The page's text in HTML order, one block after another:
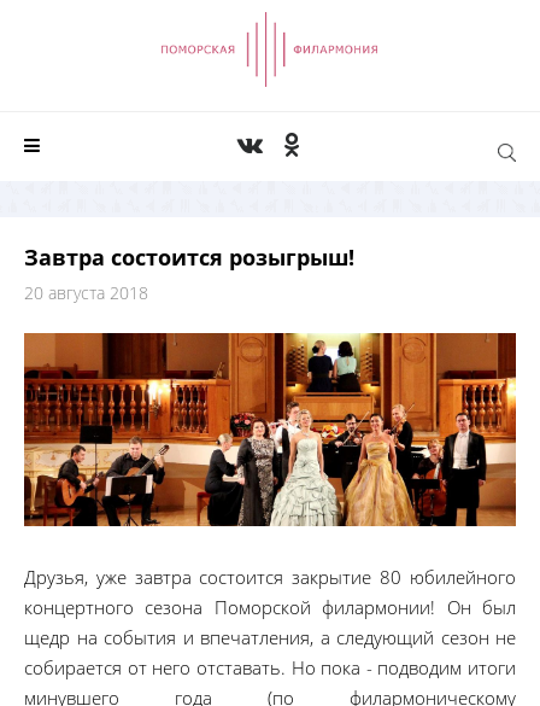
Завтра состоится розыгрыш!
20 августа 2018
Друзья, уже завтра состоится закрытие 80 юбилейного
концертного сезона Поморской филармонии! Он был
щедр на события и впечатления, а следующий сезон не
собирается от него отставать. Но пока - подводим итоги
минувшего года (по филармоническому